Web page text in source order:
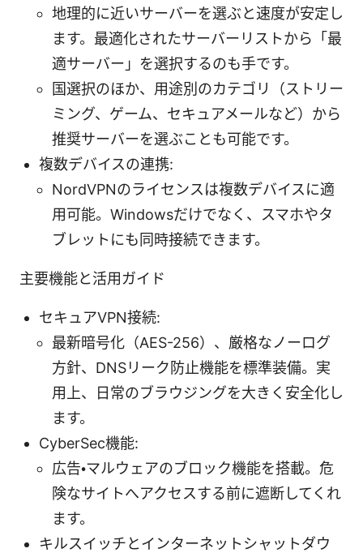
地理的に近いサーバーを選ぶと速度が安定し
ます。最適化されたサーバーリストから「最
適サーバー」を選択するのも手です。
国選択のほか、用途別のカテゴリ（ストリー
ミング、ゲーム、セキュアメールなど）から
推奨サーバーを選ぶことも可能です。
複数デバイスの連携:
NordVPNのライセンスは複数デバイスに適
用可能。Windowsだけでなく、スマホやタ
ブレットにも同時接続できます。
主要機能と活用ガイド
セキュアVPN接続:
最新暗号化（AES-256）、厳格なノーログ
方針、DNSリーク防止機能を標準装備。実
用上、日常のブラウジングを大きく安全化し
ます。
CyberSec機能:
広告・マルウェアのブロック機能を搭載。危
険なサイトへアクセスする前に遮断してくれ
ます。
キルスイッチとインターネットシャットダウ